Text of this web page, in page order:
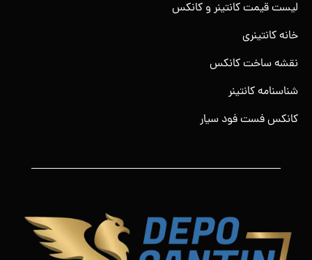
لیست قیمت کانتینر و کانکس
خانه کانتینری
نقشه ساخت کانکس
شناسنامه کانتینر
کانکس فست فود سیار